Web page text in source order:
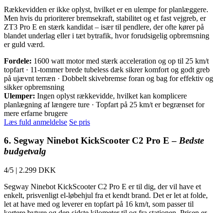
Rækkevidden er ikke oplyst, hvilket er en ulempe for planlæggere.
Men hvis du prioriterer bremsekraft, stabilitet og et fast vejgreb, er
ZT3 Pro E en stærk kandidat – især til pendlere, der ofte kører på
blandet underlag eller i tæt bytrafik, hvor forudsigelig opbremsning
er guld værd.
Fordele: 1600 watt motor med stærk acceleration og op til 25 km/t
topfart · 11-tommer brede tubeless dæk sikrer komfort og godt greb
på ujævnt terræn · Dobbelt skivebremse foran og bag for effektiv og
sikker opbremsning
Ulemper: Ingen oplyst rækkevidde, hvilket kan komplicere
planlægning af længere ture · Topfart på 25 km/t er begrænset for
mere erfarne brugere
Læs fuld anmeldelse Se pris
6. Segway Ninebot KickScooter C2 Pro E – Bedste
budgetvalg
4/5 | 2.299 DKK
Segway Ninebot KickScooter C2 Pro E er til dig, der vil have et
enkelt, prisvenligt el-løbehjul fra et kendt brand. Det er let at folde,
let at have med og leverer en topfart på 16 km/t, som passer til